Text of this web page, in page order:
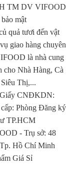
TM DV VIFOOD
mật
quả tươi đến vật
giao hàng chuyên
là nhà cung
cho Nhà Hàng, Cà
Thị,...
CNĐKDN:
Phòng Đăng ký
TP.HCM
- Trụ sở: 48
Hồ Chí Minh
Giá Sỉ